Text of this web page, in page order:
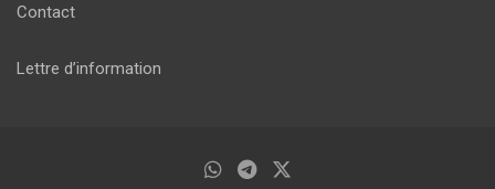
Contact
Lettre d’information